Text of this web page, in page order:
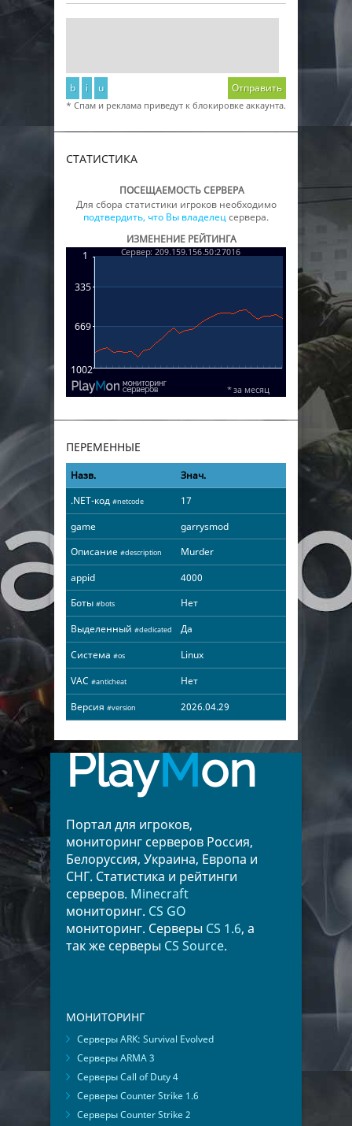
b i u Отправить
* Спам и реклама приведут к блокировке аккаунта.
СТАТИСТИКА
ПОСЕЩАЕМОСТЬ СЕРВЕРА
Для сбора статистики игроков необходимо
подтвердить, что Вы владелецсервера.
ИЗМЕНЕНИЕ РЕЙТИНГА
ПЕРЕМЕННЫЕ
Назв.
Знач.
.NET-код #netcode
17
game
garrysmod
Описание #description
Murder
appid
4000
Боты #bots
Нет
Выделенный #dedicated
Да
Система #os
Linux
VAC #anticheat
Нет
Версия #version 2026.04.29
PlayMon
Портал для игроков,
мониторинг серверов Россия,
Белоруссия, Украина, Европа и
СНГ. Статистика и рейтинги
серверов. Minecraft
мониторинг. CS GO
мониторинг. Серверы CS 1.6, а
так же серверы CS Source.
МОНИТОРИНГ
Серверы ARK: Survival Evolved
Серверы ARMA 3
Серверы Call of Duty 4
Серверы Counter Strike 1.6
Серверы Counter Strike 2